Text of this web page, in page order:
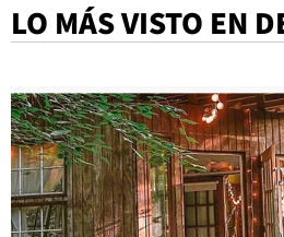
LO MÁS VISTO EN